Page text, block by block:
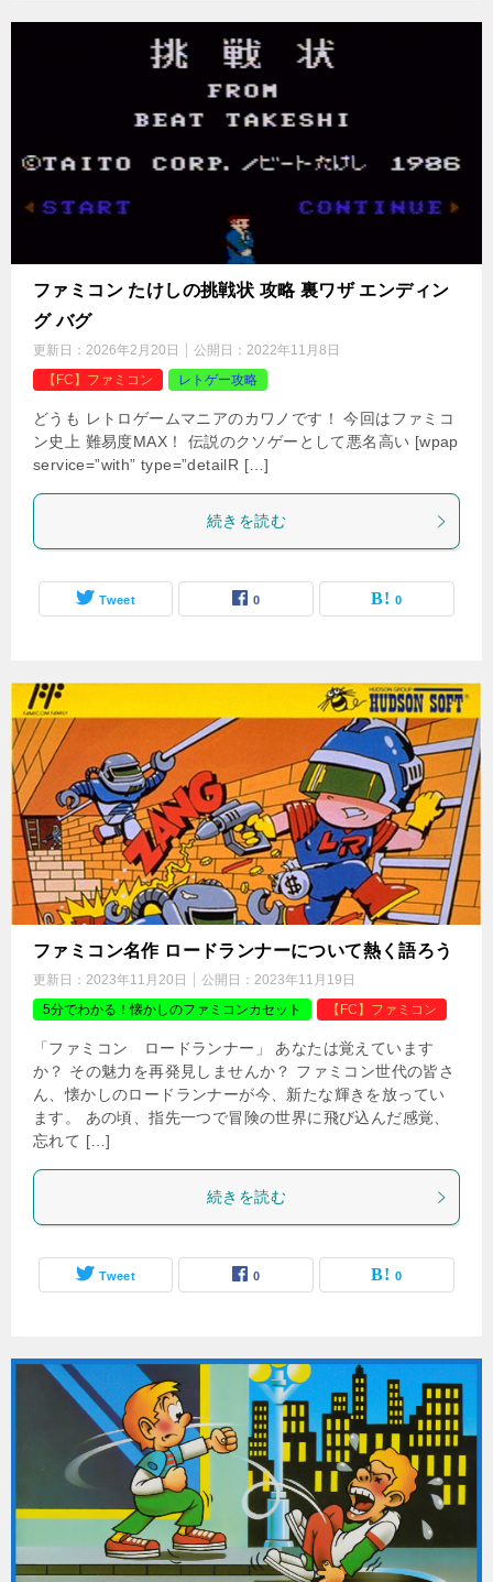
ファミコン たけしの挑戦状 攻略 裏ワザ エンディン
グ バグ
更新日： 2026年2月20日 公開日： 2022年11月8日
【FC】ファミコン
レトゲー攻略
どうも レトロゲームマニアのカワノです！ 今回はファミコ
ン史上 難易度MAX！ 伝説のクソゲーとして悪名高い [wpap
service=”with” type=”detailR […]
続きを読む
Tweet 0 0
ファミコン名作 ロードランナーについて熱く語ろう
更新日： 2023年11月20日 公開日： 2023年11月19日
5分でわかる！懐かしのファミコンカセット
【FC】ファミコン
「ファミコン ロードランナー」 あなたは覚えています
か？ その魅力を再発見しませんか？ ファミコン世代の皆さ
ん、懐かしのロードランナーが今、新たな輝きを放ってい
ます。 あの頃、指先一つで冒険の世界に飛び込んだ感覚、
忘れて […]
続きを読む
Tweet 0 0